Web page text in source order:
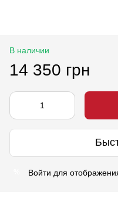
В наличии
14 350 грн
Войти для